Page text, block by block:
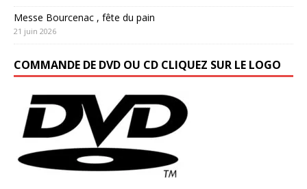
Messe Bourcenac , fête du pain
21 juin 2026
COMMANDE DE DVD OU CD CLIQUEZ SUR LE LOGO